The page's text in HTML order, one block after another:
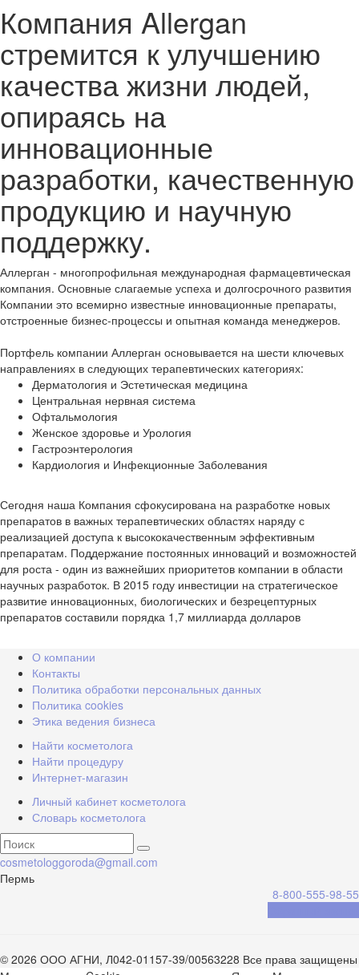
Компания Allergan
стремится к улучшению
качества жизни людей,
опираясь на
инновационные
разработки, качественную
продукцию и научную
поддержку.
Аллерган - многопрофильная международная фармацевтическая
компания. Основные слагаемые успеха и долгосрочного развития
Компании это всемирно известные инновационные препараты,
отстроенные бизнес-процессы и опытная команда менеджеров.
Портфель компании Аллерган основывается на шести ключевых
направлениях в следующих терапевтических категориях:
Дерматология и Эстетическая медицина
Центральная нервная система
Офтальмология
Женское здоровье и Урология
Гастроэнтерология
Кардиология и Инфекционные Заболевания
Сегодня наша Компания сфокусирована на разработке новых
препаратов в важных терапевтических областях наряду с
реализацией доступа к высококачественным эффективным
препаратам. Поддержание постоянных инноваций и возможностей
для роста - один из важнейших приоритетов компании в области
научных разработок. В 2015 году инвестиции на стратегическое
развитие инновационных, биологических и безрецептурных
препаратов составили порядка 1,7 миллиарда долларов
О компании
Контакты
Политика обработки персональных данных
Политика cookies
Этика ведения бизнеса
Найти косметолога
Найти процедуру
Интернет-магазин
Личный кабинет косметолога
Словарь косметолога
cosmetologgoroda@gmail.com
Пермь
8-800-555-98-55
© 2026 ООО АГНИ, Л042-01157-39/00563228 Все права защищены